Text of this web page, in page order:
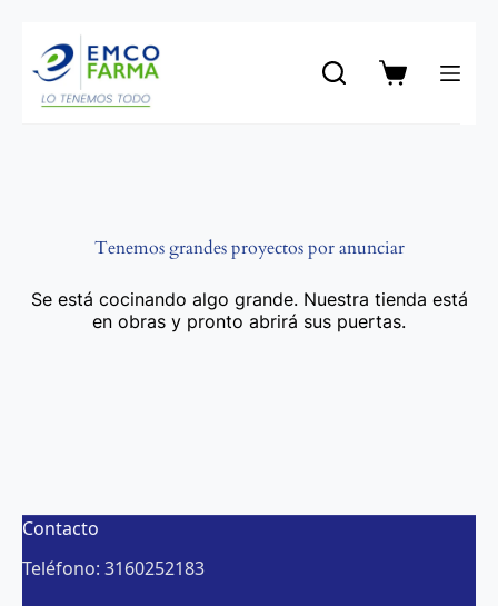
contenido
Carro
Tenemos grandes proyectos por anunciar
Se está cocinando algo grande. Nuestra tienda está
en obras y pronto abrirá sus puertas.
Contacto
Teléfono: 3160252183